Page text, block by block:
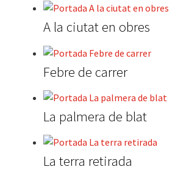
A la ciutat en obres
Febre de carrer
La palmera de blat
La terra retirada